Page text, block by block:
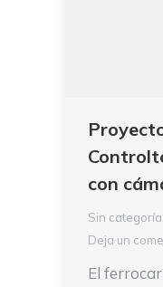
con
Sin categoría
Deja un
El